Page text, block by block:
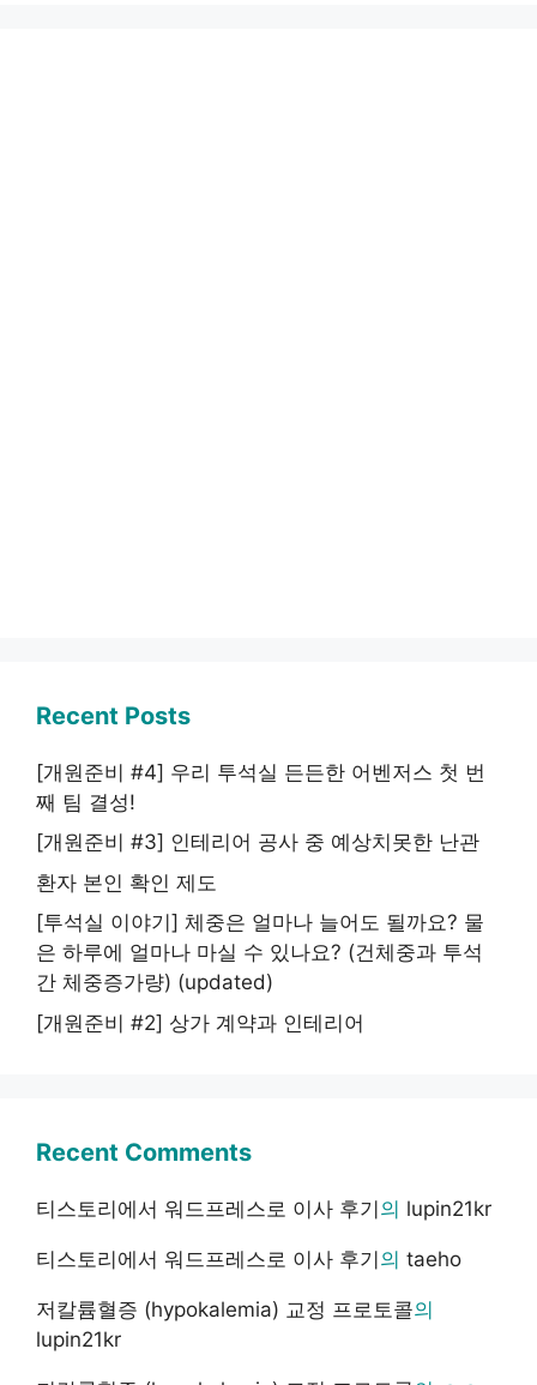
Recent Posts
[개원준비 #4] 우리 투석실 든든한 어벤저스 첫 번
째 팀 결성!
[개원준비 #3] 인테리어 공사 중 예상치못한 난관
환자 본인 확인 제도
[투석실 이야기] 체중은 얼마나 늘어도 될까요? 물
은 하루에 얼마나 마실 수 있나요? (건체중과 투석
간 체중증가량) (updated)
[개원준비 #2] 상가 계약과 인테리어
Recent Comments
티스토리에서 워드프레스로 이사 후기의 lupin21kr
티스토리에서 워드프레스로 이사 후기의 taeho
저칼륨혈증 (hypokalemia) 교정 프로토콜의
lupin21kr